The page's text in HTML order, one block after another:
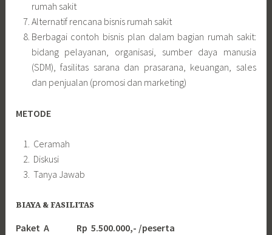
rumah sakit
Alternatif rencana bisnis rumah sakit
Berbagai contoh bisnis plan dalam bagian rumah sakit:
bidang pelayanan, organisasi, sumber daya manusia
(SDM), fasilitas sarana dan prasarana, keuangan, sales
dan penjualan (promosi dan marketing)
METODE
Ceramah
Diskusi
Tanya Jawab
BIAYA & FASILITAS
Paket A Rp 5.500.000,- /peserta